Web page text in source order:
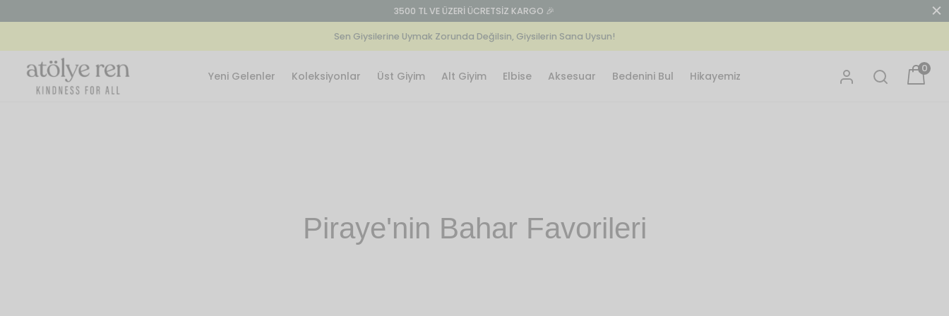
Tanısan çok seversin İlk Siparişte %15 İndirim için Kodu Kullan: MERHABA15
Sen Giysilerine Uymak Zorunda Değilsin, Giysilerin Sana Uysun!
Yeni Gelenler Koleksiyonlar Üst Giyim Alt Giyim Elbise Aksesuar Bedenini Bul Hikayemiz
0
Piraye'nin Bahar Favorileri